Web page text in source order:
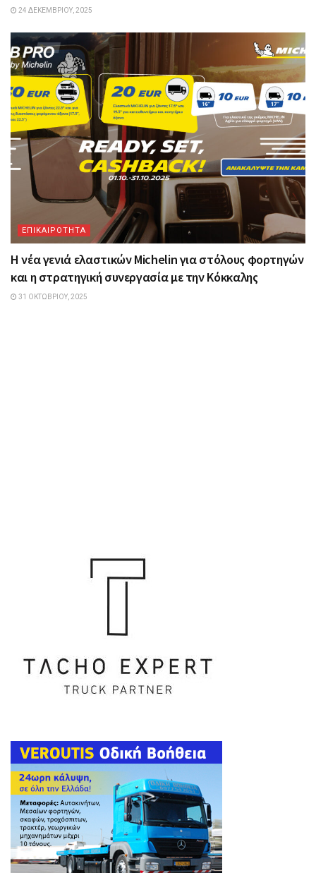
24 ΔΕΚΕΜΒΡΊΟΥ, 2025
ΕΠΙΚΑΙΡΟΤΗΤΑ
H νέα γενιά ελαστικών Michelin για στόλους φορτηγών
και η στρατηγική συνεργασία με την Κόκκαλης
31 ΟΚΤΩΒΡΊΟΥ, 2025